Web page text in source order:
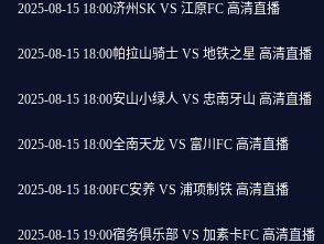
2025-08-15 18:00济州SK VS 江原FC 高清直播
2025-08-15 18:00帕拉山骑士 VS 地铁之星 高清直播
2025-08-15 18:00安山小绿人 VS 忠南牙山 高清直播
2025-08-15 18:00全南天龙 VS 富川FC 高清直播
2025-08-15 18:00FC安养 VS 浦项制铁 高清直播
2025-08-15 19:00宿务俱乐部 VS 加素卡FC 高清直播